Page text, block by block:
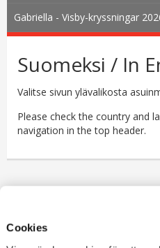
Cookies
Gabriella - Visby-kryssningar
Suomeksi / In
Valitse sivun ylävalikosta
Please check the country and
navigation in the top header.